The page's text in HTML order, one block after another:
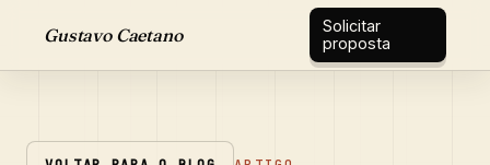
Gustavo Caetano
Solicitar
proposta